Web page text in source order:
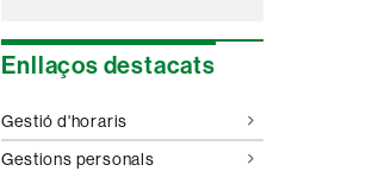
Enllaços destacats
Gestió d'horaris
Gestions personals